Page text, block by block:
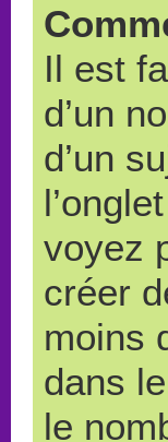
Il est
d’un
d’un
l’onglet
voyez
créer
moins
dans
le